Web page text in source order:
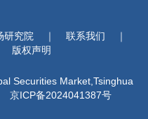
研究院 ｜ 联系我们
｜
版权声明
Securities Market,Tsinghua
京ICP备2024041387号